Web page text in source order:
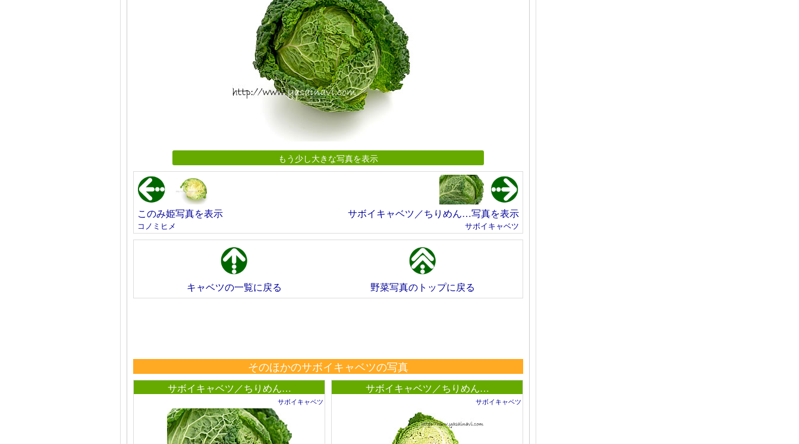
もう少し大きな写真を表示
このみ姫写真を表示
コノミヒメ
サボイキャベツ／ちりめん…写真を表示
サボイキャベツ
キャベツの一覧に戻る 野菜写真のトップに戻る
そのほかのサボイキャベツの写真
サボイキャベツ／ちりめん…
サボイキャベツ
サボイキャベツ／ちりめん…
サボイキャベツ